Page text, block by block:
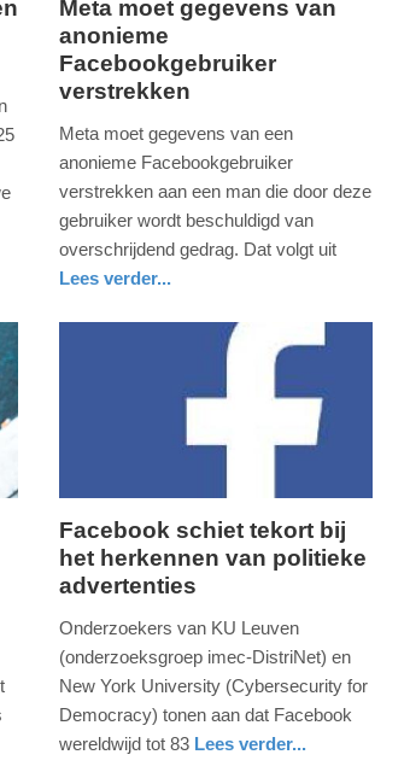
dinsdag,
1.
augustus
2023
Update:
09-
2025
Meta moet gegevens van
anonieme
Facebookgebruiker
verstrekken
Meta moet gegevens van een
anonieme Facebookgebruiker
verstrekken aan een man die door deze
gebruiker wordt beschuldigd van
overschrijdend gedrag. Dat volgt uit
Lees verder...
holland
zondag,
19.
-
Facebook schiet tekort bij
het herkennen van politieke
advertenties
Onderzoekers van KU Leuven
(onderzoeksgroep imec-DistriNet) en
New York University (Cybersecurity for
Democracy) tonen aan dat Facebook
wereldwijd tot 83 Lees verder...